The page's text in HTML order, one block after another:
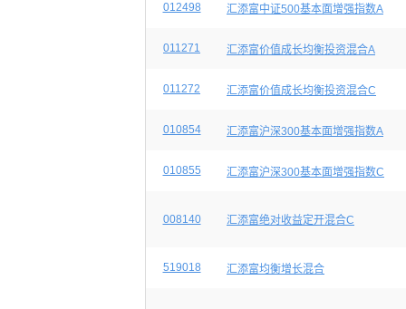
012498 汇添富中证500基本面增强指数A
011271 汇添富价值成长均衡投资混合A
011272 汇添富价值成长均衡投资混合C
010854 汇添富沪深300基本面增强指数A
010855 汇添富沪深300基本面增强指数C
008140 汇添富绝对收益定开混合C
519018 汇添富均衡增长混合